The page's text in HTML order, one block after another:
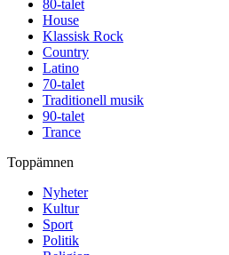
80-talet
House
Klassisk Rock
Country
Latino
70-talet
Traditionell musik
90-talet
Trance
Toppämnen
Nyheter
Kultur
Sport
Politik